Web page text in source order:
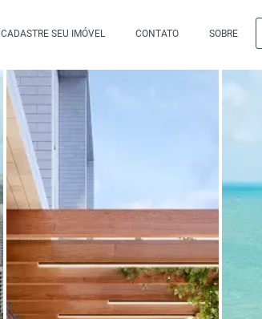
CADASTRE SEU IMÓVEL CONTATO SOBRE